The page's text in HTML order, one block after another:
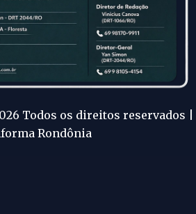
Todos os direitos reservados |
Rondônia